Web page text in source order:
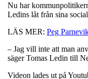
Nu har
Ledins låt från sina
LÄS MER: Peg
– Jag vill inte att man
säger Tomas Ledin till
Videon lades ut på